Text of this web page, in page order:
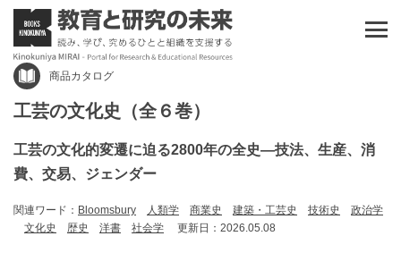
商品カタログ
工芸の文化史（全６巻）
工芸の文化的変遷に迫る2800年の全史―技法、生産、消
費、交易、ジェンダー
関連ワード： Bloomsbury 人類学 商業史 建築・工芸史 技術史
政治学
文化史
歴史 洋書 社会学 更新日：2026.05.08